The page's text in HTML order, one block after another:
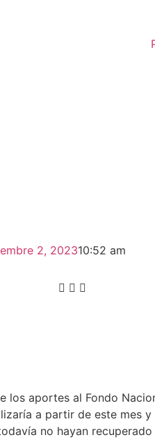
2, 202310:52 am
los aportes al Fondo
a partir de este mes
no hayan